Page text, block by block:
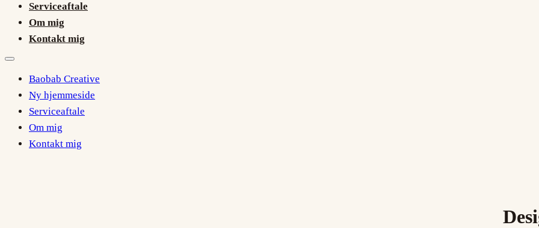
Serviceaftale
Om mig
Kontakt mig
Baobab Creative
Ny hjemmeside
Serviceaftale
Om mig
Kontakt mig